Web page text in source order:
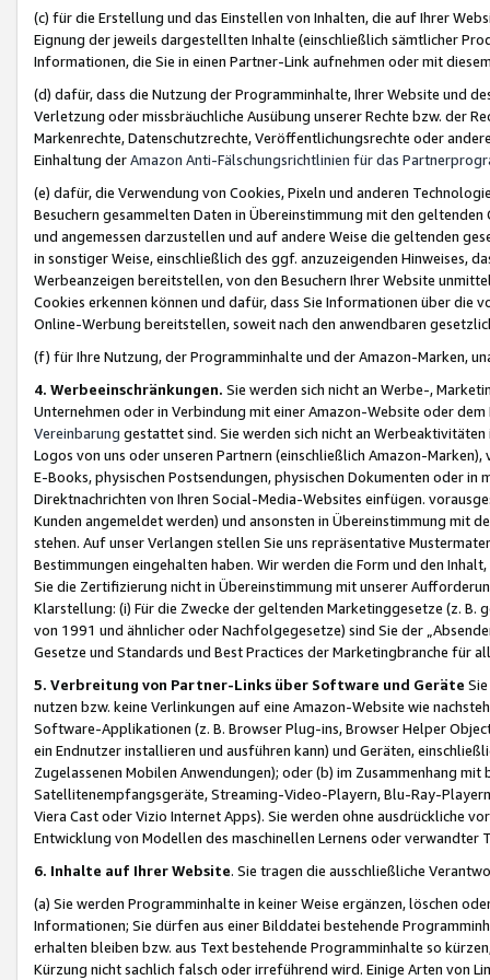
(c) für die Erstellung und das Einstellen von Inhalten, die auf Ihrer
Eignung der jeweils dargestellten Inhalte (einschließlich sämtlicher
Informationen, die Sie in einen Partner-Link aufnehmen oder mit
(d) dafür, dass die Nutzung der Programminhalte, Ihrer Website und
Verletzung oder missbräuchliche Ausübung unserer Rechte bzw. der
Markenrechte, Datenschutzrechte, Veröffentlichungsrechte oder
Einhaltung derAmazon Anti-Fälschungsrichtlinien für das
(e) dafür, die Verwendung von Cookies, Pixeln und anderen
Besuchern gesammelten Daten in Übereinstimmung mit den
und angemessen darzustellen und auf andere Weise die geltenden
in sonstiger Weise, einschließlich des ggf. anzuzeigenden Hinweises,
Werbeanzeigen bereitstellen, von den Besuchern Ihrer Website
Cookies erkennen können und dafür, dass Sie Informationen über die
Online-Werbung bereitstellen, soweit nach den anwendbaren
(f) für Ihre Nutzung, der Programminhalte und der Amazon-Marken,
4. Werbeeinschränkungen. Sie werden sich nicht an Werbe-,
Unternehmen oder in Verbindung mit einer Amazon-Website oder
Vereinbarung gestattet sind. Sie werden sich nicht an
Logos von uns oder unseren Partnern (einschließlich Amazon-
E-Books, physischen Postsendungen, physischen Dokumenten oder in
Direktnachrichten von Ihren Social-Media-Websites einfügen.
Kunden angemeldet werden) und ansonsten in Übereinstimmung mit
stehen. Auf unser Verlangen stellen Sie uns repräsentative
Bestimmungen eingehalten haben. Wir werden die Form und den
Sie die Zertifizierung nicht in Übereinstimmung mit unserer
Klarstellung: (i) Für die Zwecke der geltenden Marketinggesetze (z. B.
von 1991 und ähnlicher oder Nachfolgegesetze) sind Sie der
Gesetze und Standards und Best Practices der Marketingbranche für
5. Verbreitung von Partner-Links über Software und Geräte
nutzen bzw. keine Verlinkungen auf eine Amazon-Website wie
Software-Applikationen (z. B. Browser Plug-ins, Browser Helper
ein Endnutzer installieren und ausführen kann) und Geräten,
Zugelassenen Mobilen Anwendungen); oder (b) im Zusammenhang
Satellitenempfangsgeräte, Streaming-Video-Playern, Blu-Ray-
Viera Cast oder Vizio Internet Apps). Sie werden ohne ausdrückliche
Entwicklung von Modellen des maschinellen Lernens oder
6. Inhalte auf Ihrer Website. Sie tragen die ausschließliche
(a) Sie werden Programminhalte in keiner Weise ergänzen, löschen
Informationen; Sie dürfen aus einer Bilddatei bestehende
erhalten bleiben bzw. aus Text bestehende Programminhalte so
Kürzung nicht sachlich falsch oder irreführend wird. Einige Arten von